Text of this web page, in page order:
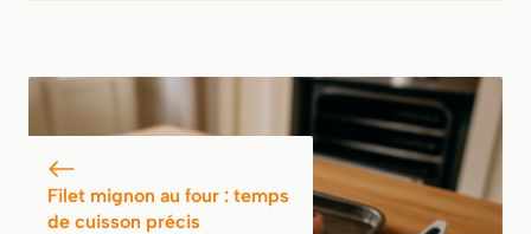
Filet mignon au four : temps
de cuisson précis